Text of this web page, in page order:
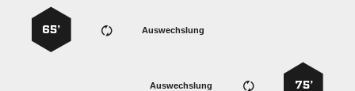
Auswechslung
65’
75’
Auswechslung